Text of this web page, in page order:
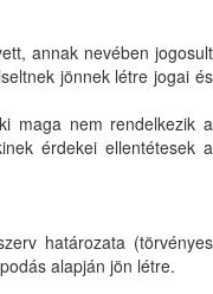
annak nevében jogosult
jönnek létre jogai és
maga nem rendelkezik a
érdekei ellentétesek a
határozata (törvényes
alapján jön létre.